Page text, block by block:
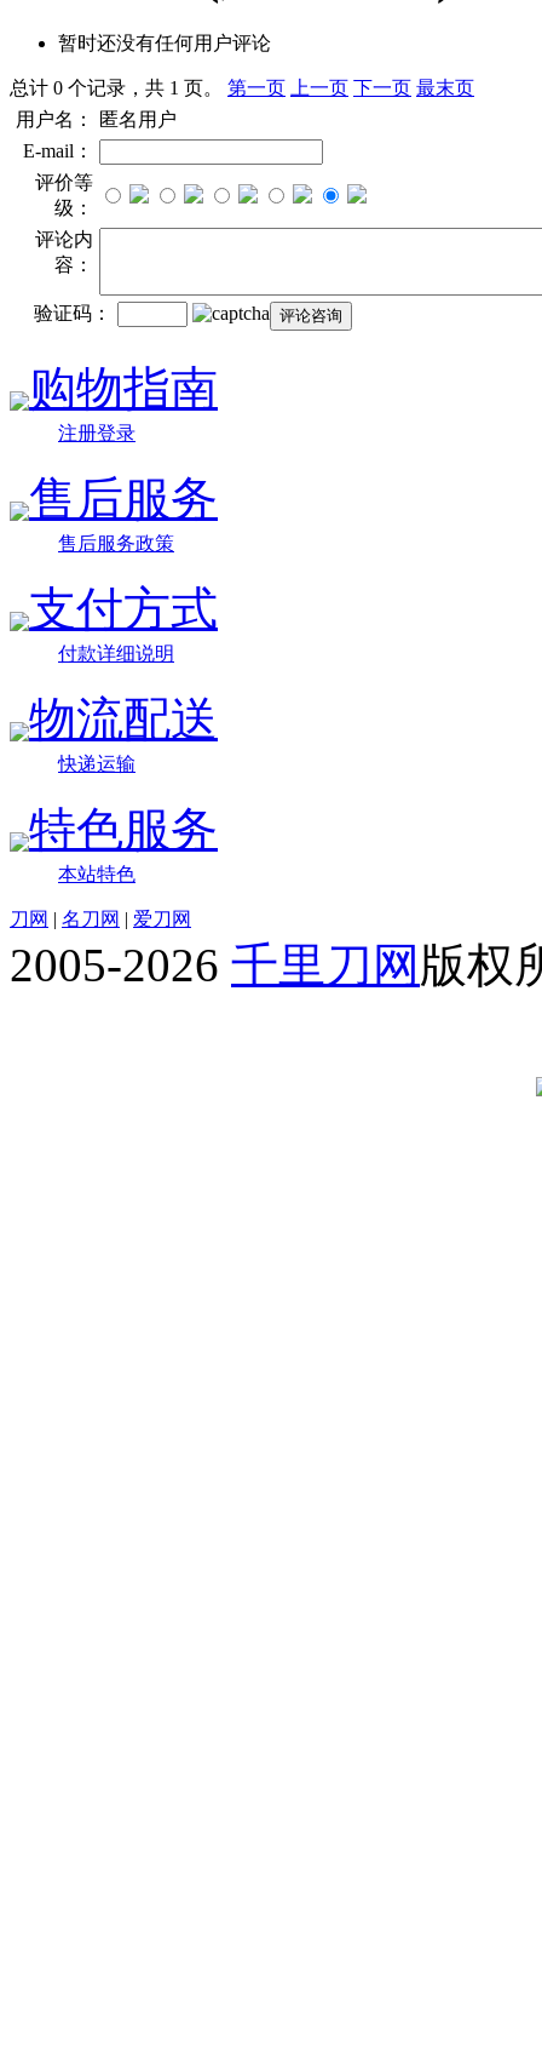
暂时还没有任何用户评论
总计 0 个记录，共 1 页。 第一页 上一页 下一页 最末页
用户名：
匿名用户
E-mail：
评价等
级：
评论内
容：
验证码：
购物指南
注册登录
售后服务
售后服务政策
支付方式
付款详细说明
物流配送
快递运输
特色服务
本站特色
刀网 | 名刀网 | 爱刀网
2005-2026 千里刀网 版权